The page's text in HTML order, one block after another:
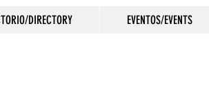
DIRECTORY EVENTOS/EVENTS